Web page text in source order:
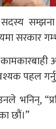
सरकार
पहल
छौं।”